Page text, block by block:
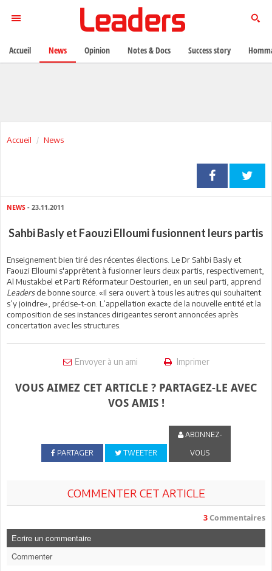
Accueil News
NEWS - 23.11.2011
Sahbi Basly et Faouzi Elloumi fusionnent leurs partis
Enseignement bien tiré des récentes élections. Le Dr Sahbi Basly et
Faouzi Elloumi s'apprêtent à fusionner leurs deux partis, respectivement,
Al Mustakbel et Parti Réformateur Destourien, en un seul parti, apprend
Leadersde bonne source. «Il sera ouvert à tous les autres qui souhaitent
s’y joindre», précise-t-on. L’appellation exacte de la nouvelle entité et la
composition de ses instances dirigeantes seront annoncées après
concertation avec les structures.
Envoyer à un ami Imprimer
VOUS AIMEZ CET ARTICLE ? PARTAGEZ-LE AVEC
VOS AMIS !
PARTAGER TWEETER
ABONNEZ-
VOUS
COMMENTER CET ARTICLE
3 Commentaires
Ecrire un commentaire
Commenter
Accueil News Opinion Notes & Docs Success story